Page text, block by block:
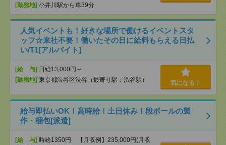
[勤務地] 小井川駅から車39分
人気イベントも！好きな場所で働けるイベントスタ
ッフ☆来社不要！働いたその日に給料もらえる日払
い/T1[アルバイト]
[給 与] 日給13,000円～
[勤務地] 東京都渋谷区渋谷（最寄り駅：渋谷駅） 気になる！
給与即払いOK！高時給！土日休み！段ボールの製
作・梱包[派遣]
[給 与] 時給1350円 【月収例】235,000円(月収